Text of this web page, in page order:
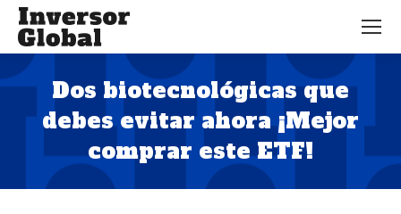
Dos biotecnológicas que
debes evitar ahora ¡Mejor
comprar este ETF!
Estás aquí: